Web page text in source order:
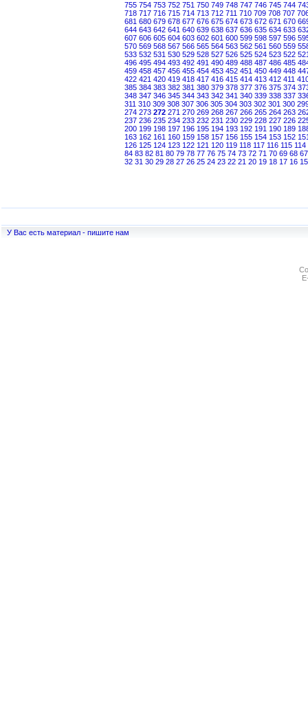
755 754 753 752 751 750 749 748 747 746 745 744
718 717 716 715 714 713 712 711 710 709 708 707
681 680 679 678 677 676 675 674 673 672 671 670
644 643 642 641 640 639 638 637 636 635 634 633
607 606 605 604 603 602 601 600 599 598 597 596
570 569 568 567 566 565 564 563 562 561 560 559
533 532 531 530 529 528 527 526 525 524 523 522
496 495 494 493 492 491 490 489 488 487 486 485
459 458 457 456 455 454 453 452 451 450 449 448
422 421 420 419 418 417 416 415 414 413 412 411
385 384 383 382 381 380 379 378 377 376 375 374
348 347 346 345 344 343 342 341 340 339 338 337
311 310 309 308 307 306 305 304 303 302 301 300
274 273 272 271 270 269 268 267 266 265 264 263
237 236 235 234 233 232 231 230 229 228 227 226
200 199 198 197 196 195 194 193 192 191 190 189
163 162 161 160 159 158 157 156 155 154 153 152
126 125 124 123 122 121 120 119 118 117 116 115 114
84 83 82 81 80 79 78 77 76 75 74 73 72 71 70 69 68 67
32 31 30 29 28 27 26 25 24 23 22 21 20 19 18 17 16 15
У Вас есть материал - пишите нам